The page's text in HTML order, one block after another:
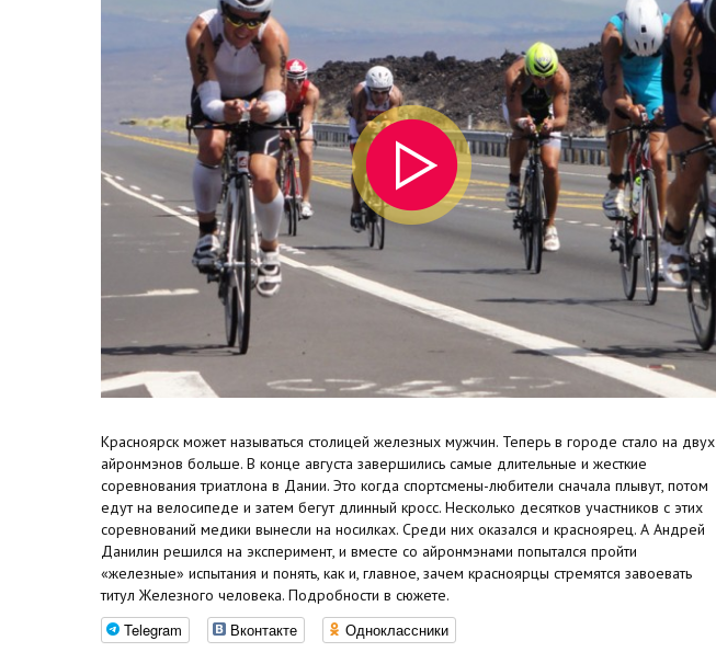
Красноярск может называться столицей железных мужчин. Теперь в городе стало на двух
айронмэнов больше. В конце августа завершились самые длительные и жесткие
соревнования триатлона в Дании. Это когда спортсмены-любители сначала плывут, потом
едут на велосипеде и затем бегут длинный кросс. Несколько десятков участников с этих
соревнований медики вынесли на носилках. Среди них оказался и красноярец. А Андрей
Данилин решился на эксперимент, и вместе со айронмэнами попытался пройти
«железные» испытания и понять, как и, главное, зачем красноярцы стремятся завоевать
титул Железного человека. Подробности в сюжете.
Telegram Вконтакте Одноклассники